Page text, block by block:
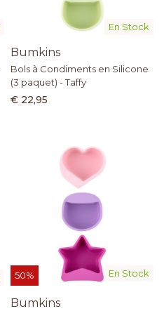
En Stock
Bumkins
Bols à Condiments en Silicone
(3 paquet) - Taffy
€ 22,95
En Stock
50%
Bumkins